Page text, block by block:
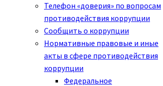
Телефон «доверия» по вопросам
противодействия коррупции
Сообщить о коррупции
Нормативные правовые и иные
акты в сфере противодействия
коррупции
Федеральное